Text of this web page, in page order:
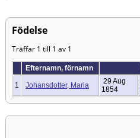
Födelse
Träffar 1 till 1 av 1
Efternamn, förnamn
1 Johansdotter, Maria
29 Aug
1854